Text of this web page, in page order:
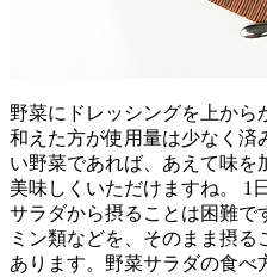
野菜にドレッシングを上から
和えた方が使用量は少なく済
い野菜であれば、あえて味を
美味しくいただけますね。 1
サラダから摂ることは困難で
ミン類などを、そのまま摂
あります。野菜サラダの食べ